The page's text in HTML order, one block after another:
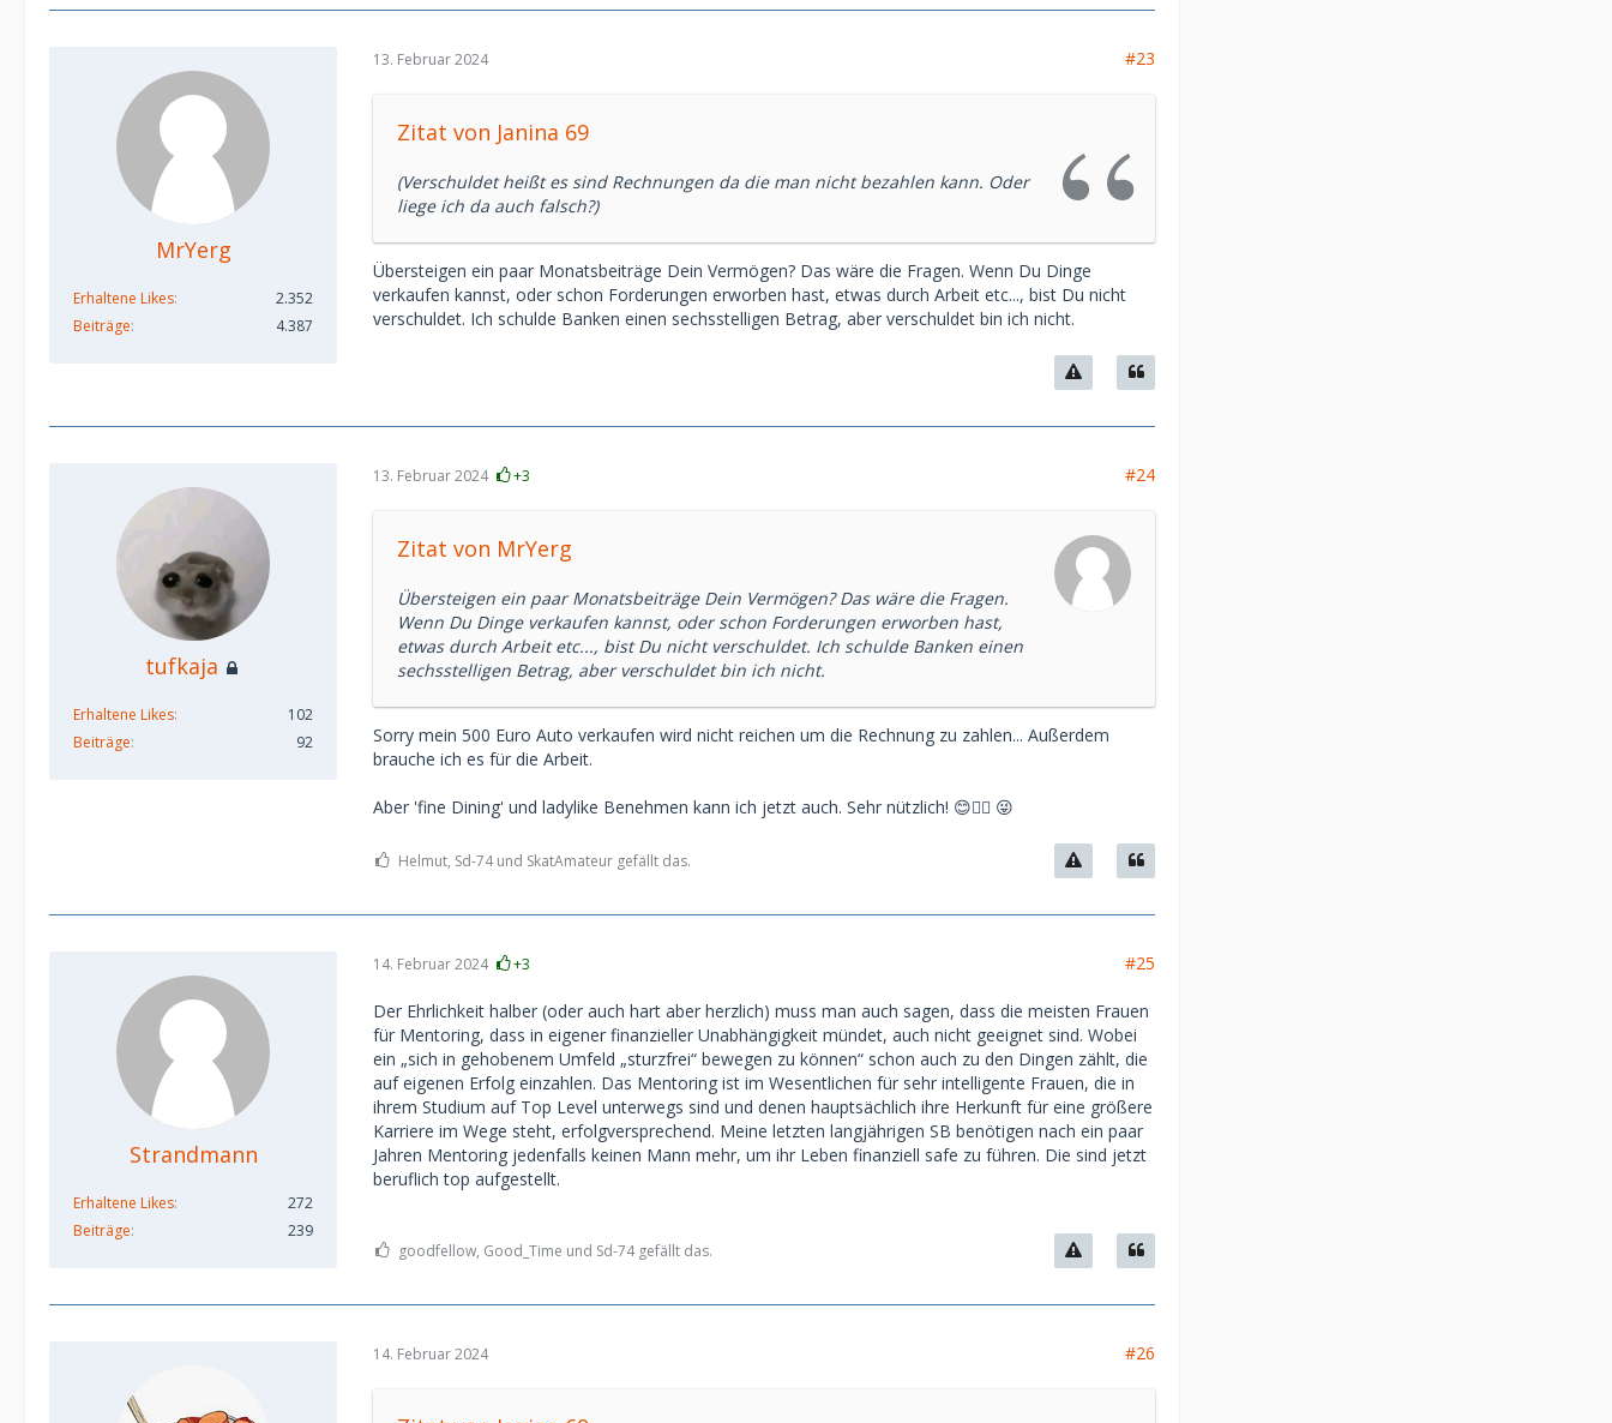
MrYerg
Erhaltene Likes
2.352
Beiträge
4.387
13. Februar 2024 #23
Zitat von Janina 69
(Verschuldet heißt es sind Rechnungen da die man nicht bezahlen kann. Oder
liege ich da auch falsch?)
Übersteigen ein paar Monatsbeiträge Dein Vermögen? Das wäre die Fragen. Wenn Du Dinge
verkaufen kannst, oder schon Forderungen erworben hast, etwas durch Arbeit etc..., bist Du nicht
verschuldet. Ich schulde Banken einen sechsstelligen Betrag, aber verschuldet bin ich nicht.
tufkaja
Erhaltene Likes
102
Beiträge
92
13. Februar 2024 +3 #24
Zitat von MrYerg
Übersteigen ein paar Monatsbeiträge Dein Vermögen? Das wäre die Fragen.
Wenn Du Dinge verkaufen kannst, oder schon Forderungen erworben hast,
etwas durch Arbeit etc..., bist Du nicht verschuldet. Ich schulde Banken einen
sechsstelligen Betrag, aber verschuldet bin ich nicht.
Sorry mein 500 Euro Auto verkaufen wird nicht reichen um die Rechnung zu zahlen... Außerdem
brauche ich es für die Arbeit.
Aber 'fine Dining' und ladylike Benehmen kann ich jetzt auch. Sehr nützlich! 😊👍🏻 😜
Helmut, Sd-74 und SkatAmateur gefällt das.
Strandmann
Erhaltene Likes
272
Beiträge
239
14. Februar 2024 +3 #25
Der Ehrlichkeit halber (oder auch hart aber herzlich) muss man auch sagen, dass die meisten Frauen
für Mentoring, dass in eigener finanzieller Unabhängigkeit mündet, auch nicht geeignet sind. Wobei
ein „sich in gehobenem Umfeld „sturzfrei“ bewegen zu können“ schon auch zu den Dingen zählt, die
auf eigenen Erfolg einzahlen. Das Mentoring ist im Wesentlichen für sehr intelligente Frauen, die in
ihrem Studium auf Top Level unterwegs sind und denen hauptsächlich ihre Herkunft für eine größere
Karriere im Wege steht, erfolgversprechend. Meine letzten langjährigen SB benötigen nach ein paar
Jahren Mentoring jedenfalls keinen Mann mehr, um ihr Leben finanziell safe zu führen. Die sind jetzt
beruflich top aufgestellt.
goodfellow, Good_Time und Sd-74 gefällt das.
14. Februar 2024 #26